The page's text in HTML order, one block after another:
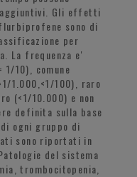
Gli effetti
sono di
per
La frequenza e'
1/10), comune
1.000,<1/100), raro
(<1/10.000) e non
definita sulla base
ogni gruppo di
sono riportati in
del sistema
trombocitopenia,